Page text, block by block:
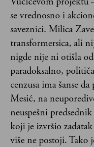
se vrednosno i
saveznici. Milica
transformersica, ali
nigde nije ni otišla
paradoksalno,
cenzusa ima šanse
Mesić, na
neuspešni
koji je izvršio
više ne postoji.